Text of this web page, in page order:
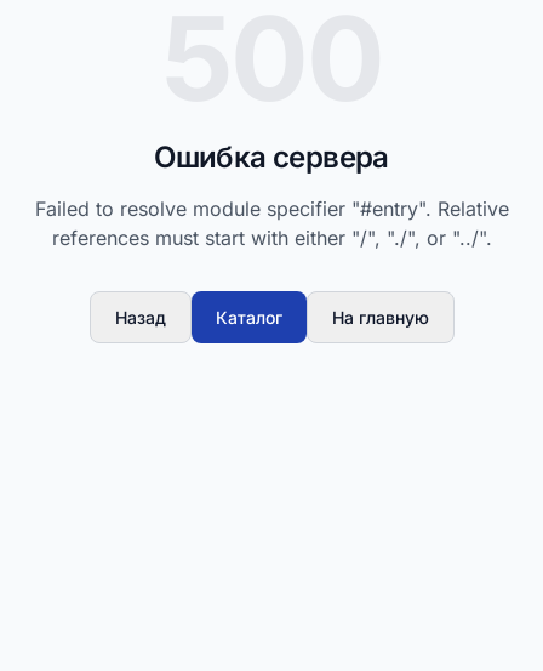
Ошибка сервера
Failed to resolve module specifier "#entry". Relative
references must start with either "/", "./", or "../".
Назад Каталог На главную